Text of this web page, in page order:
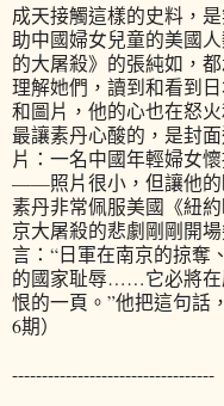
成天接觸這樣的史料，
助中國婦女兒童的美國
的大屠殺》的張純如，
理解她們，讀到和看到
和圖片，他的心也在怒
最讓素丹心酸的，是封
片：一名中國年輕婦女
——照片很小，但讓他的
素丹非常佩服美國《紐
京大屠殺的悲劇剛剛開
言：“日軍在南京的掠奪
的國家耻辱……它必將在
恨的一頁。”他把這句話
6期）
----------------------------------